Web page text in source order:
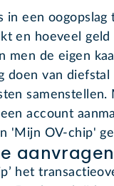
in een
en hoeveel
men de eigen
doen van
samenstellen.
account
'Mijn OV-chip'
aanvragen
het